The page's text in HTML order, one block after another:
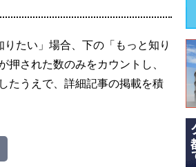
たい」場合、下の「もっと知り
された数のみをカウントし、
たうえで、詳細記事の掲載を積